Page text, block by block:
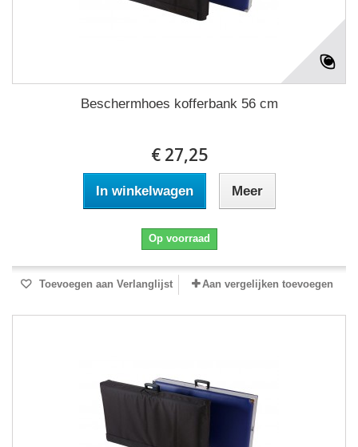
Beschermhoes kofferbank 56 cm
€ 27,25
In winkelwagen Meer
Op voorraad
Toevoegen aan Verlanglijst Aan vergelijken toevoegen